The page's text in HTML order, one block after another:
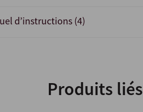
d’instructions (4)
Produits liés